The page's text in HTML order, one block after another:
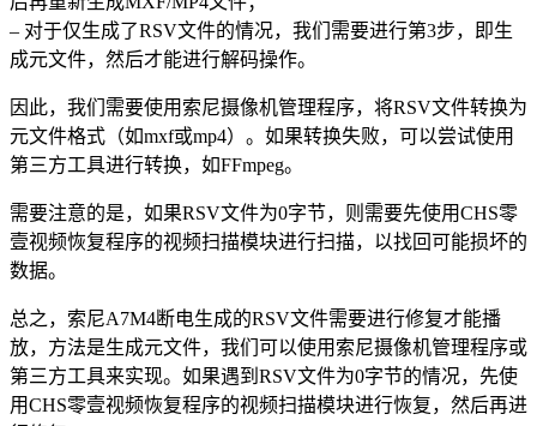
– 对于仅生成了RSV文件的情况，我们需要进行第3步，即生
成元文件，然后才能进行解码操作。
因此，我们需要使用索尼摄像机管理程序，将RSV文件转换为
元文件格式（如mxf或mp4）。如果转换失败，可以尝试使用
第三方工具进行转换，如FFmpeg。
需要注意的是，如果RSV文件为0字节，则需要先使用CHS零
壹视频恢复程序的视频扫描模块进行扫描，以找回可能损坏的
数据。
总之，索尼A7M4断电生成的RSV文件需要进行修复才能播
放，方法是生成元文件，我们可以使用索尼摄像机管理程序或
第三方工具来实现。如果遇到RSV文件为0字节的情况，先使
用CHS零壹视频恢复程序的视频扫描模块进行恢复，然后再进